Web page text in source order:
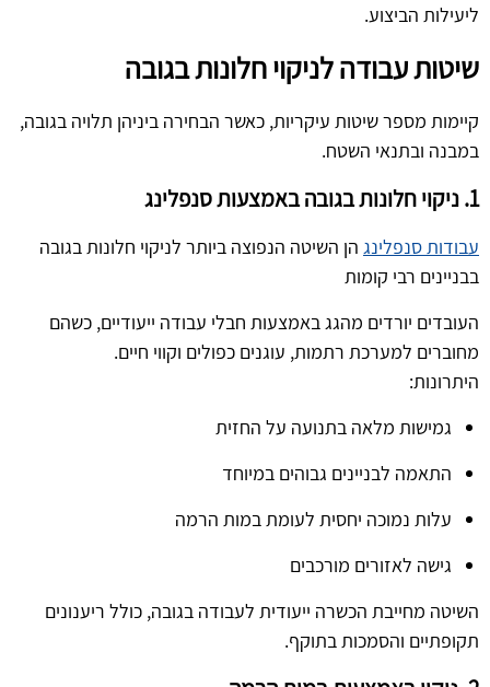
ליעילות הביצוע.
שיטות עבודה לניקוי חלונות בגובה
קיימות מספר שיטות עיקריות, כאשר הבחירה ביניהן תלויה בגובה,
במבנה ובתנאי השטח.
1. ניקוי חלונות בגובה באמצעות סנפלינג
עבודות סנפלינג הן השיטה הנפוצה ביותר לניקוי חלונות בגובה
בבניינים רבי קומות
העובדים יורדים מהגג באמצעות חבלי עבודה ייעודיים, כשהם
מחוברים למערכת רתמות, עוגנים כפולים וקווי חיים.
היתרונות:
גמישות מלאה בתנועה על החזית
התאמה לבניינים גבוהים במיוחד
עלות נמוכה יחסית לעומת במות הרמה
גישה לאזורים מורכבים
השיטה מחייבת הכשרה ייעודית לעבודה בגובה, כולל ריענונים
תקופתיים והסמכות בתוקף.